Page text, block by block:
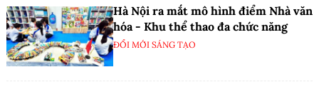
Hà Nội ra mắt mô hình điểm Nhà văn
hóa - Khu thể thao đa chức năng
ĐỔI MỚI SÁNG TẠO